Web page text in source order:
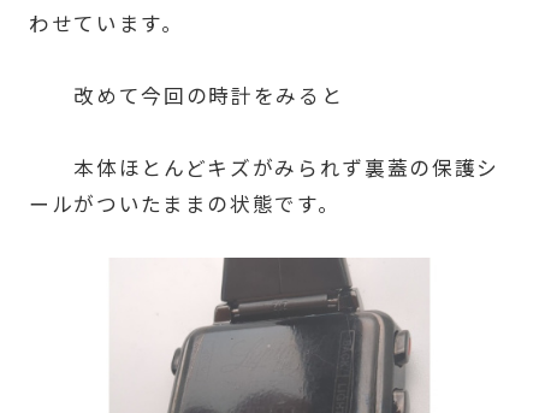
わせています。
改めて今回の時計をみると
本体ほとんどキズがみられず裏蓋の保護シ
ールがついたままの状態です。